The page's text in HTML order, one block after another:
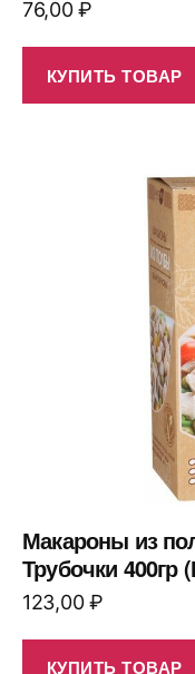
76,00₽
КУПИТЬ ТОВАР
Макароны из
Трубочки 400гр
123,00₽
КУПИТЬ ТОВАР